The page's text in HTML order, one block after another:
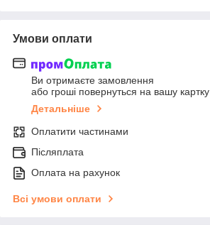
Умови оплати
Ви отримаєте замовлення
або гроші повернуться на вашу картку
Детальніше
Оплатити частинами
Післяплата
Оплата на рахунок
Всі умови оплати